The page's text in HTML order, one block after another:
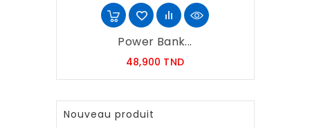
Power Bank...
48,900 TNDPrix
Nouveau produit